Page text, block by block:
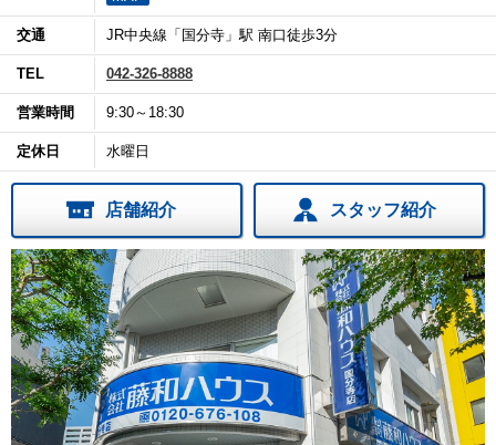
交通 JR中央線「国分寺」駅 南口徒歩3分
TEL 042-326-8888
営業時間 9:30～18:30
定休日 水曜日
店舗紹介 スタッフ紹介